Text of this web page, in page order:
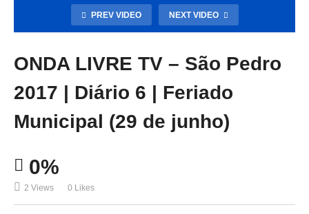
PREV VIDEO NEXT VIDEO
ONDA LIVRE TV – São Pedro
2017 | Diário 6 | Feriado
Municipal (29 de junho)
0%
2 Views 0 Likes